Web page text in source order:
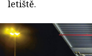
letiště.